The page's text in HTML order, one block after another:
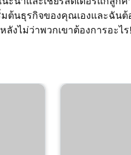
ต้นธุรกิจของคุณเองและฉันต้
ลังไม่ว่าพวกเขาต้องการอะไร!